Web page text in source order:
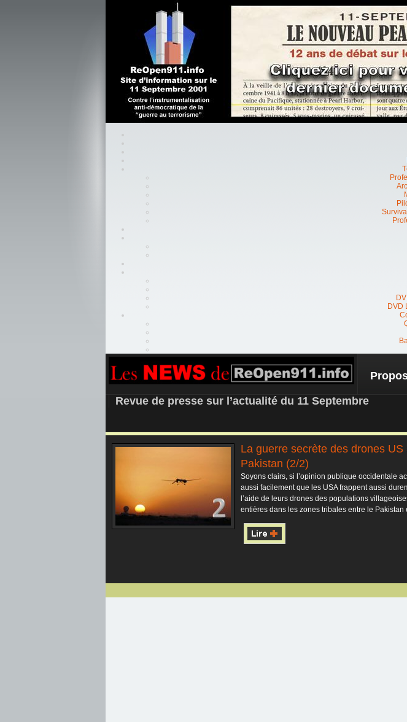
DVD
REOPEN911 – NEWS
Revue de presse sur l’actualité du 11 Septembre
La guerre secrète des drones US
Pakistan (2/2)
Soyons clairs, si l’opinion publique occidentale
aussi facilement que les USA frappent aussi
l’aide de leurs drones des populations
entières dans les zones tribales entre le Pakistan